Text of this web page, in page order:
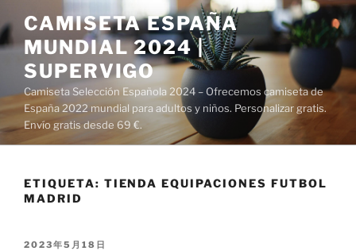
al
contenido
CAMISETA ESPAÑA
MUNDIAL 2024 |
SUPERVIGO
Camiseta Selección Española 2024 – Ofrecemos camiseta de
España 2022 mundial para adultos y niños. Personalizar gratis.
Envío gratis desde 69 €.
ETIQUETA: TIENDA EQUIPACIONES FUTBOL
MADRID
PUBLICADO
2023年5月18日